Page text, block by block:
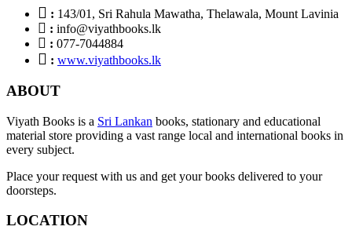
: 143/01, Sri Rahula Mawatha, Thelawala, Mount Lavinia
: info@viyathbooks.lk
: 077-7044884
: www.viyathbooks.lk
ABOUT
Viyath Books is a Sri Lankan books, stationary and educational
material store providing a vast range local and international books in
every subject.
Place your request with us and get your books delivered to your
doorsteps.
LOCATION